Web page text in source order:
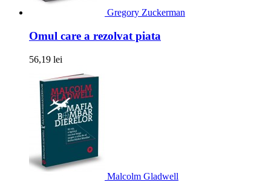
Gregory Zuckerman
Omul care a rezolvat piata
56,19 lei
Malcolm Gladwell